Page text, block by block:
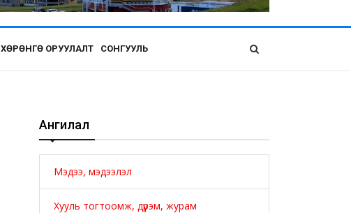
ХӨРӨНГӨ ОРУУЛАЛТ СОНГУУЛЬ
Ангилал
Мэдээ, мэдээлэл
Хууль тогтоомж, дүрэм, журам